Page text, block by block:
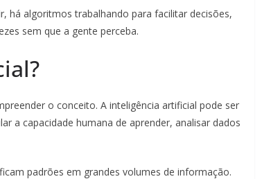
há algoritmos trabalhando para facilitar decisões,
sem que a gente perceba.
o conceito. A inteligência artificial pode ser
a capacidade humana de aprender, analisar dados
padrões em grandes volumes de informação.